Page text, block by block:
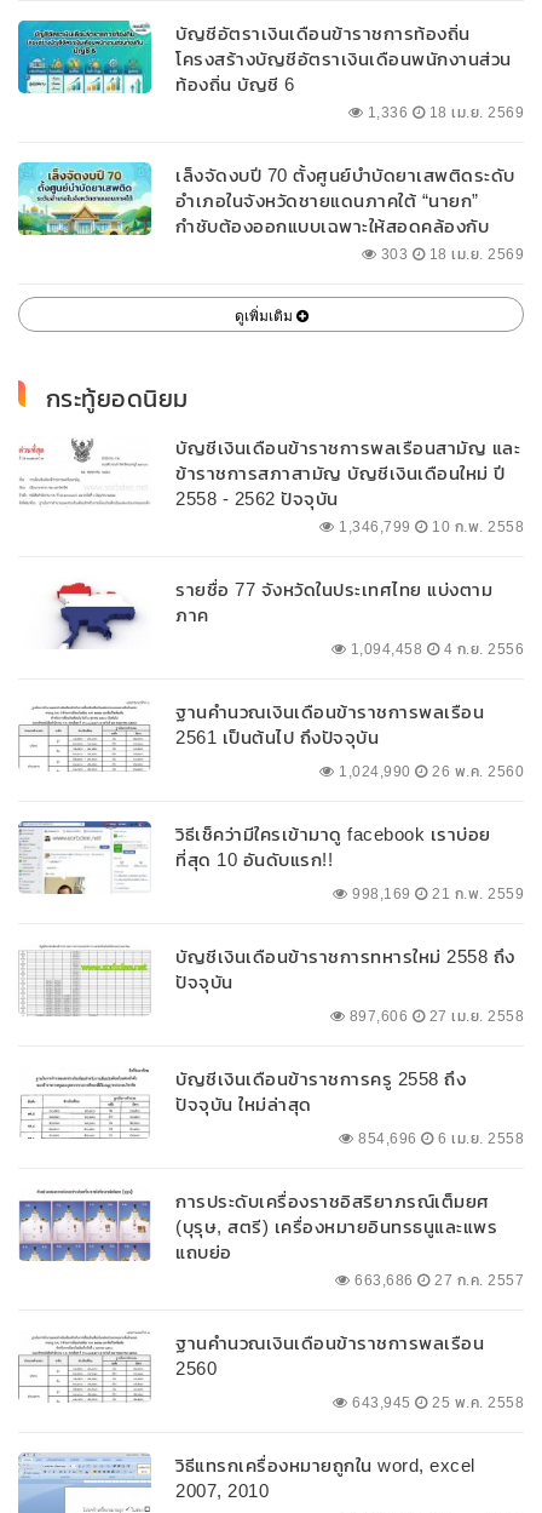
บัญชีอัตราเงินเดือนข้าราชการท้องถิ่น
โครงสร้างบัญชีอัตราเงินเดือนพนักงานส่วน
ท้องถิ่น บัญชี 6
1,336 18 เม.ย. 2569
เล็งจัดงบปี 70 ตั้งศูนย์บำบัดยาเสพติดระดับ
อำเภอในจังหวัดชายแดนภาคใต้ “นายก”
กำชับต้องออกแบบเฉพาะให้สอดคล้องกับ
303 18 เม.ย. 2569
ดูเพิ่มเติม
กระทู้ยอดนิยม
บัญชีเงินเดือนข้าราชการพลเรือนสามัญ และ
ข้าราชการสภาสามัญ บัญชีเงินเดือนใหม่ ปี
2558 - 2562 ปัจจุบัน
1,346,799 10 ก.พ. 2558
รายชื่อ 77 จังหวัดในประเทศไทย แบ่งตาม
ภาค
1,094,458 4 ก.ย. 2556
ฐานคำนวณเงินเดือนข้าราชการพลเรือน
2561 เป็นต้นไป ถึงปัจจุบัน
1,024,990 26 พ.ค. 2560
วิธีเช็คว่ามีใครเข้ามาดู facebook เราบ่อย
ที่สุด 10 อันดับแรก!!
998,169 21 ก.พ. 2559
บัญชีเงินเดือนข้าราชการทหารใหม่ 2558 ถึง
ปัจจุบัน
897,606 27 เม.ย. 2558
บัญชีเงินเดือนข้าราชการครู 2558 ถึง
ปัจจุบัน ใหม่ล่าสุด
854,696 6 เม.ย. 2558
การประดับเครื่องราชอิสริยาภรณ์เต็มยศ
(บุรุษ, สตรี) เครื่องหมายอินทรธนูและแพร
แถบย่อ
663,686 27 ก.ค. 2557
ฐานคำนวณเงินเดือนข้าราชการพลเรือน
2560
643,945 25 พ.ค. 2558
วิธีแทรกเครื่องหมายถูกใน word, excel
2007, 2010